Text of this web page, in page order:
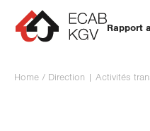
Aller au contenu
Rapport
Home / Direction | Activités